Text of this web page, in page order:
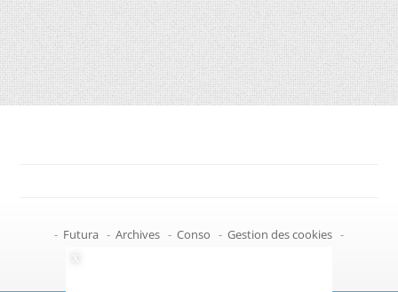
- Futura - Archives - Conso - Gestion des cookies -